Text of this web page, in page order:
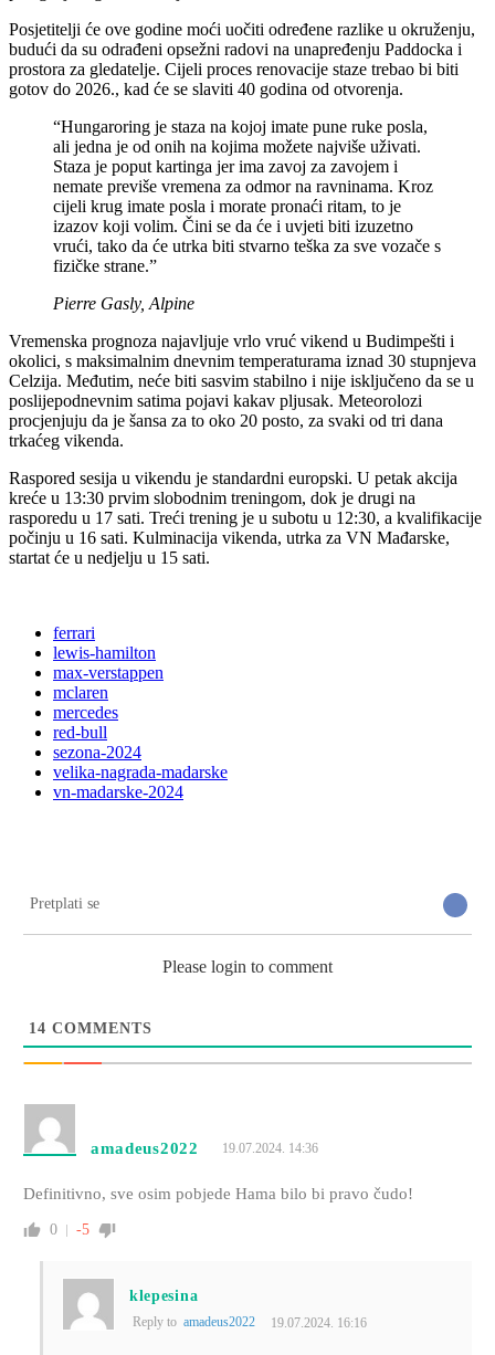
Posjetitelji će ove godine moći uočiti određene razlike u okruženju,
budući da su odrađeni opsežni radovi na unapređenju Paddocka i
prostora za gledatelje. Cijeli proces renovacije staze trebao bi biti
gotov do 2026., kad će se slaviti 40 godina od otvorenja.
“Hungaroring je staza na kojoj imate pune ruke posla,
ali jedna je od onih na kojima možete najviše uživati.
Staza je poput kartinga jer ima zavoj za zavojem i
nemate previše vremena za odmor na ravninama. Kroz
cijeli krug imate posla i morate pronaći ritam, to je
izazov koji volim. Čini se da će i uvjeti biti izuzetno
vrući, tako da će utrka biti stvarno teška za sve vozače s
fizičke strane.”
Pierre Gasly, Alpine
Vremenska prognoza najavljuje vrlo vruć vikend u Budimpešti i
okolici, s maksimalnim dnevnim temperaturama iznad 30 stupnjeva
Celzija. Međutim, neće biti sasvim stabilno i nije isključeno da se u
poslijepodnevnim satima pojavi kakav pljusak. Meteorolozi
procjenjuju da je šansa za to oko 20 posto, za svaki od tri dana
trkaćeg vikenda.
Raspored sesija u vikendu je standardni europski. U petak akcija
kreće u 13:30 prvim slobodnim treningom, dok je drugi na
rasporedu u 17 sati. Treći trening je u subotu u 12:30, a kvalifikacije
počinju u 16 sati. Kulminacija vikenda, utrka za VN Mađarske,
startat će u nedjelju u 15 sati.
ferrari
lewis-hamilton
max-verstappen
mclaren
mercedes
red-bull
sezona-2024
velika-nagrada-madarske
vn-madarske-2024
Pretplati se
Please login to comment
14 COMMENTS
amadeus2022 19.07.2024. 14:36
Definitivno, sve osim pobjede Hama bilo bi pravo čudo!
0 -5
klepesina
Reply to amadeus2022 19.07.2024. 16:16